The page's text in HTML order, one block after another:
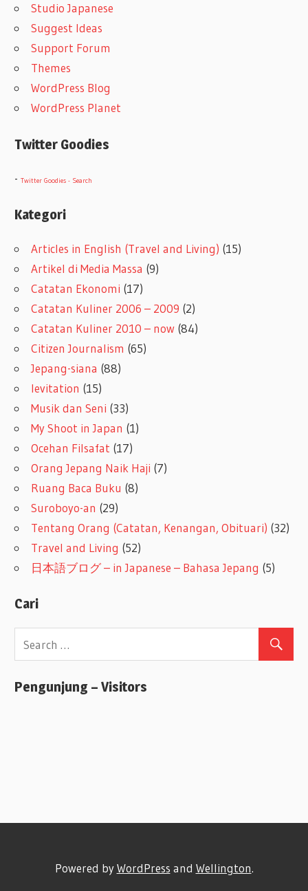
Studio Japanese
Suggest Ideas
Support Forum
Themes
WordPress Blog
WordPress Planet
Twitter Goodies
-Twitter Goodies - Search
Kategori
Articles in English (Travel and Living) (15)
Artikel di Media Massa (9)
Catatan Ekonomi (17)
Catatan Kuliner 2006 – 2009 (2)
Catatan Kuliner 2010 – now (84)
Citizen Journalism (65)
Jepang-siana (88)
levitation (15)
Musik dan Seni (33)
My Shoot in Japan (1)
Ocehan Filsafat (17)
Orang Jepang Naik Haji (7)
Ruang Baca Buku (8)
Suroboyo-an (29)
Tentang Orang (Catatan, Kenangan, Obituari) (32)
Travel and Living (52)
日本語ブログ – in Japanese – Bahasa Jepang (5)
Cari
Pengunjung – Visitors
Powered byWordPress and Wellington.